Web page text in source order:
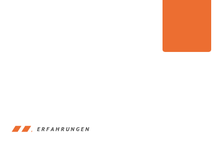
ERFAHRUNGEN